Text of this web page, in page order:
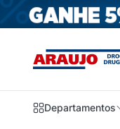
Departamentos